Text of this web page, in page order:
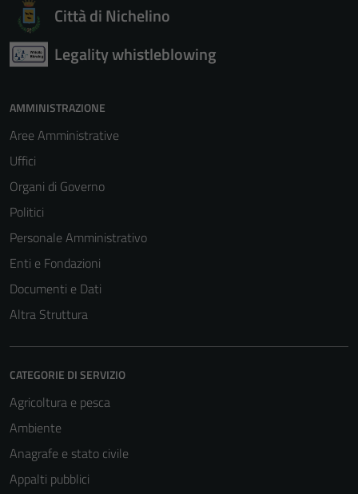
Città di Nichelino
Legality whistleblowing
AMMINISTRAZIONE
Aree Amministrative
Uffici
Organi di Governo
Politici
Personale Amministrativo
Enti e Fondazioni
Documenti e Dati
Altra Struttura
CATEGORIE DI SERVIZIO
Agricoltura e pesca
Ambiente
Anagrafe e stato civile
Appalti pubblici